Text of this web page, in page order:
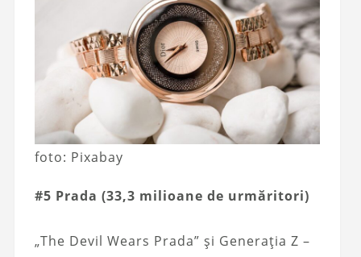
foto: Pixabay
#5 Prada (33,3 milioane de urmăritori)
„The Devil Wears Prada” și Generația Z –